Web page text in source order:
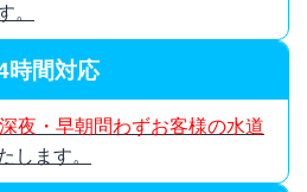
。
時間対応
夜・早朝問わずお客様の水道
します。